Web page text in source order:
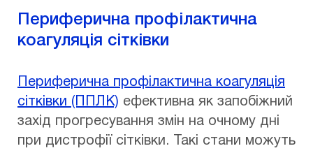
Периферична профілактична
коагуляція сітківки
Периферична профілактична коагуляція
сітківки (ППЛК) ефективна як запобіжний
захід прогресування змін на очному дні
при дистрофії сітківки. Такі стани можуть